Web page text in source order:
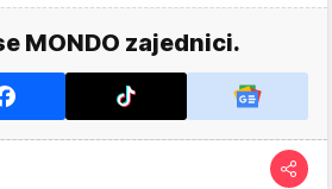
MONDO zajednici.